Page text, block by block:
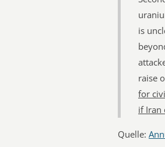
is
raise
for
if Iran
Quelle: